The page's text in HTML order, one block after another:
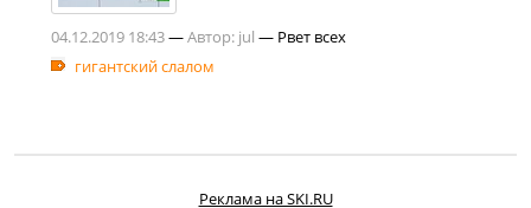
04.12.2019 18:43—Автор: jul — Рвет всех
гигантский слалом
Реклама на SKI.RU